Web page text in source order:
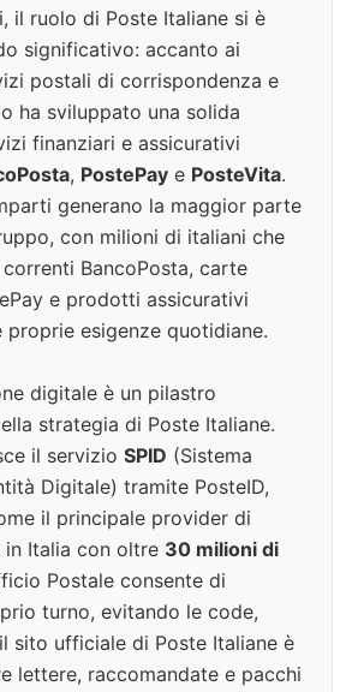
il ruolo di Poste Italiane si è
significativo: accanto ai
postali di corrispondenza e
ha sviluppato una solida
finanziari e assicurativi
, PostePay e PosteVita.
generano la maggior parte
con milioni di italiani che
BancoPosta, carte
e prodotti assicurativi
proprie esigenze quotidiane.
digitale è un pilastro
strategia di Poste Italiane.
il servizio SPID (Sistema
Digitale) tramite PosteID,
il principale provider di
Italia con oltre 30 milioni di
Postale consente di
turno, evitando le code,
sito ufficiale di Poste Italiane è
lettere, raccomandate e pacchi